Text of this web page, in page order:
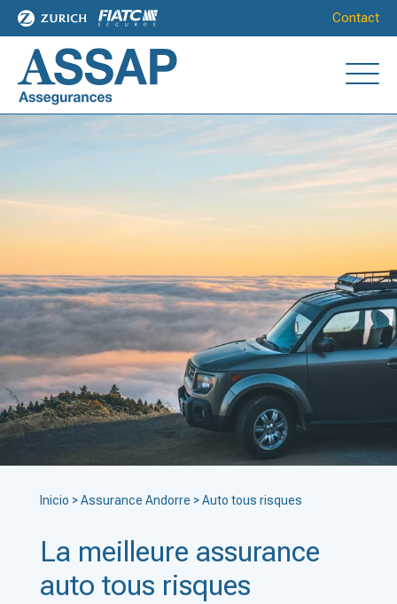
Contact
Inicio >Assurance Andorre >Auto tous risques
La meilleure assurance
auto tous risques